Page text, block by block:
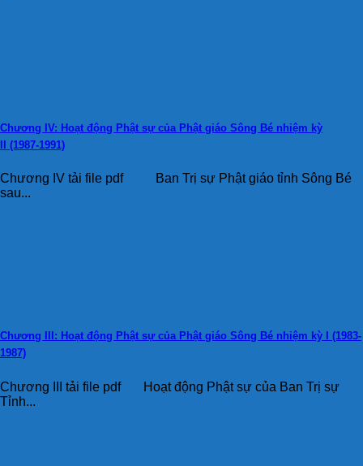
Chương IV: Hoạt động Phật sự của Phật giáo Sông Bé nhiệm kỳ
II (1987-1991)
Chương IV tải file pdf Ban Trị sự Phật giáo tỉnh Sông Bé
sau...
Chương III: Hoạt động Phật sự của Phật giáo Sông Bé nhiệm kỳ I (1983-
1987)
Chương III tải file pdf Hoạt động Phật sự của Ban Trị sự
Tỉnh...